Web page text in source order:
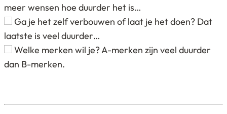
meer wensen hoe duurder het is…
Ga je het zelf verbouwen of laat je het doen? Dat
laatste is veel duurder…
Welke merken wil je? A-merken zijn veel duurder
dan B-merken.